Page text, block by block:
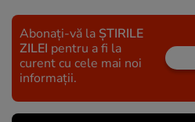
Abonați-vă la ȘTIRILE
ZILEI pentru a fi la
curent cu cele mai noi
informații.